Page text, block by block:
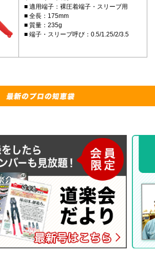
適用端子：裸圧着端子・スリーブ用
全長：175mm
質量：235g
端子・スリーブ呼び：0.5/1.25/2/3.5